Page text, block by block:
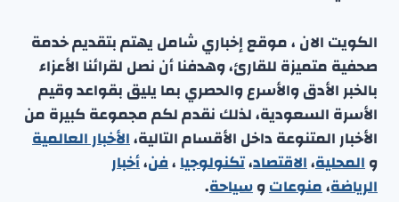
الكويت الان ، موقع إخباري شامل يهتم بتقديم خدمة
صحفية متميزة للقارئ، وهدفنا أن نصل لقرائنا الأعزاء
بالخبر الأدق والأسرع والحصري بما يليق بقواعد وقيم
الأسرة السعودية، لذلك نقدم لكم مجموعة كبيرة من
الأخبار المتنوعة داخل الأقسام التالية،الأخبار العالمية
والمحلية،الاقتصاد،تكنولوجيا،فن،أخبار
الرياضة،منوعاتوسياحة.